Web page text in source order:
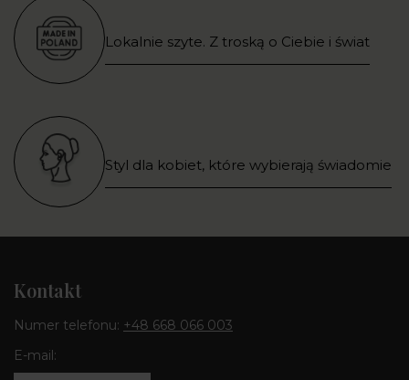
Lokalnie szyte. Z troską o Ciebie i świat
Styl dla kobiet, które wybierają świadomie
Kontakt
Numer telefonu: +48 668 066 003
E-mail: